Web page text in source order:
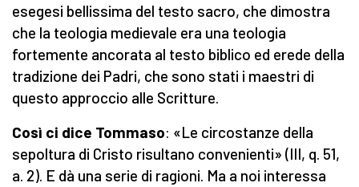
esegesi bellissima del testo sacro, che dimostra
che la teologia medievale era una teologia
fortemente ancorata al testo biblico ed erede della
tradizione dei Padri, che sono stati i maestri di
questo approccio alle Scritture.
Così ci dice Tommaso: «Le circostanze della
sepoltura di Cristo risultano convenienti» (III, q. 51,
a. 2). E dà una serie di ragioni. Ma a noi interessa